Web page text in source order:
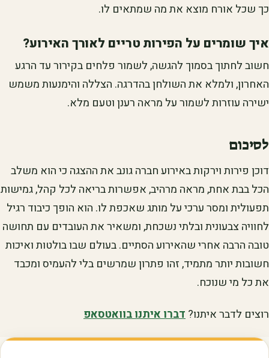
כך שכל אורח מוצא את מה שמתאים לו.
איך שומרים על הפירות טריים לאורך האירוע?
חשוב לחתוך בסמוך להגשה, לשמור פלחים בקירור עד הרגע
האחרון, ולמלא את השולחן בהדרגה. הצללה והימנעות משמש
ישירה עוזרות לשמור על מראה רענן וטעם מלא.
לסיכום
דוכן פירות וירקות באירוע חברה גונב את ההצגה כי הוא משלב
הכל בבת אחת, מראה מרהיב, אפשרות בריאה לכל קהל, גמישות
תפעולית ומסר ערכי על מותג שאכפת לו. הוא הופך כיבוד רגיל
לחוויה צבעונית ובלתי נשכחת, ומשאיר את העובדים עם תחושה
טובה הרבה אחרי שהאירוע הסתיים. בעולם שבו בולטות ואיכות
חשובות יותר מתמיד, זהו פתרון שמרשים בלי להעמיס ומכבד
את כל מי שנוכח.
רוצים לדבר איתנו?דברו איתנו בוואטסאפ